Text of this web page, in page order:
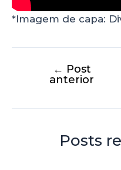
*Imagem de capa:
← Post
anterior
Posts